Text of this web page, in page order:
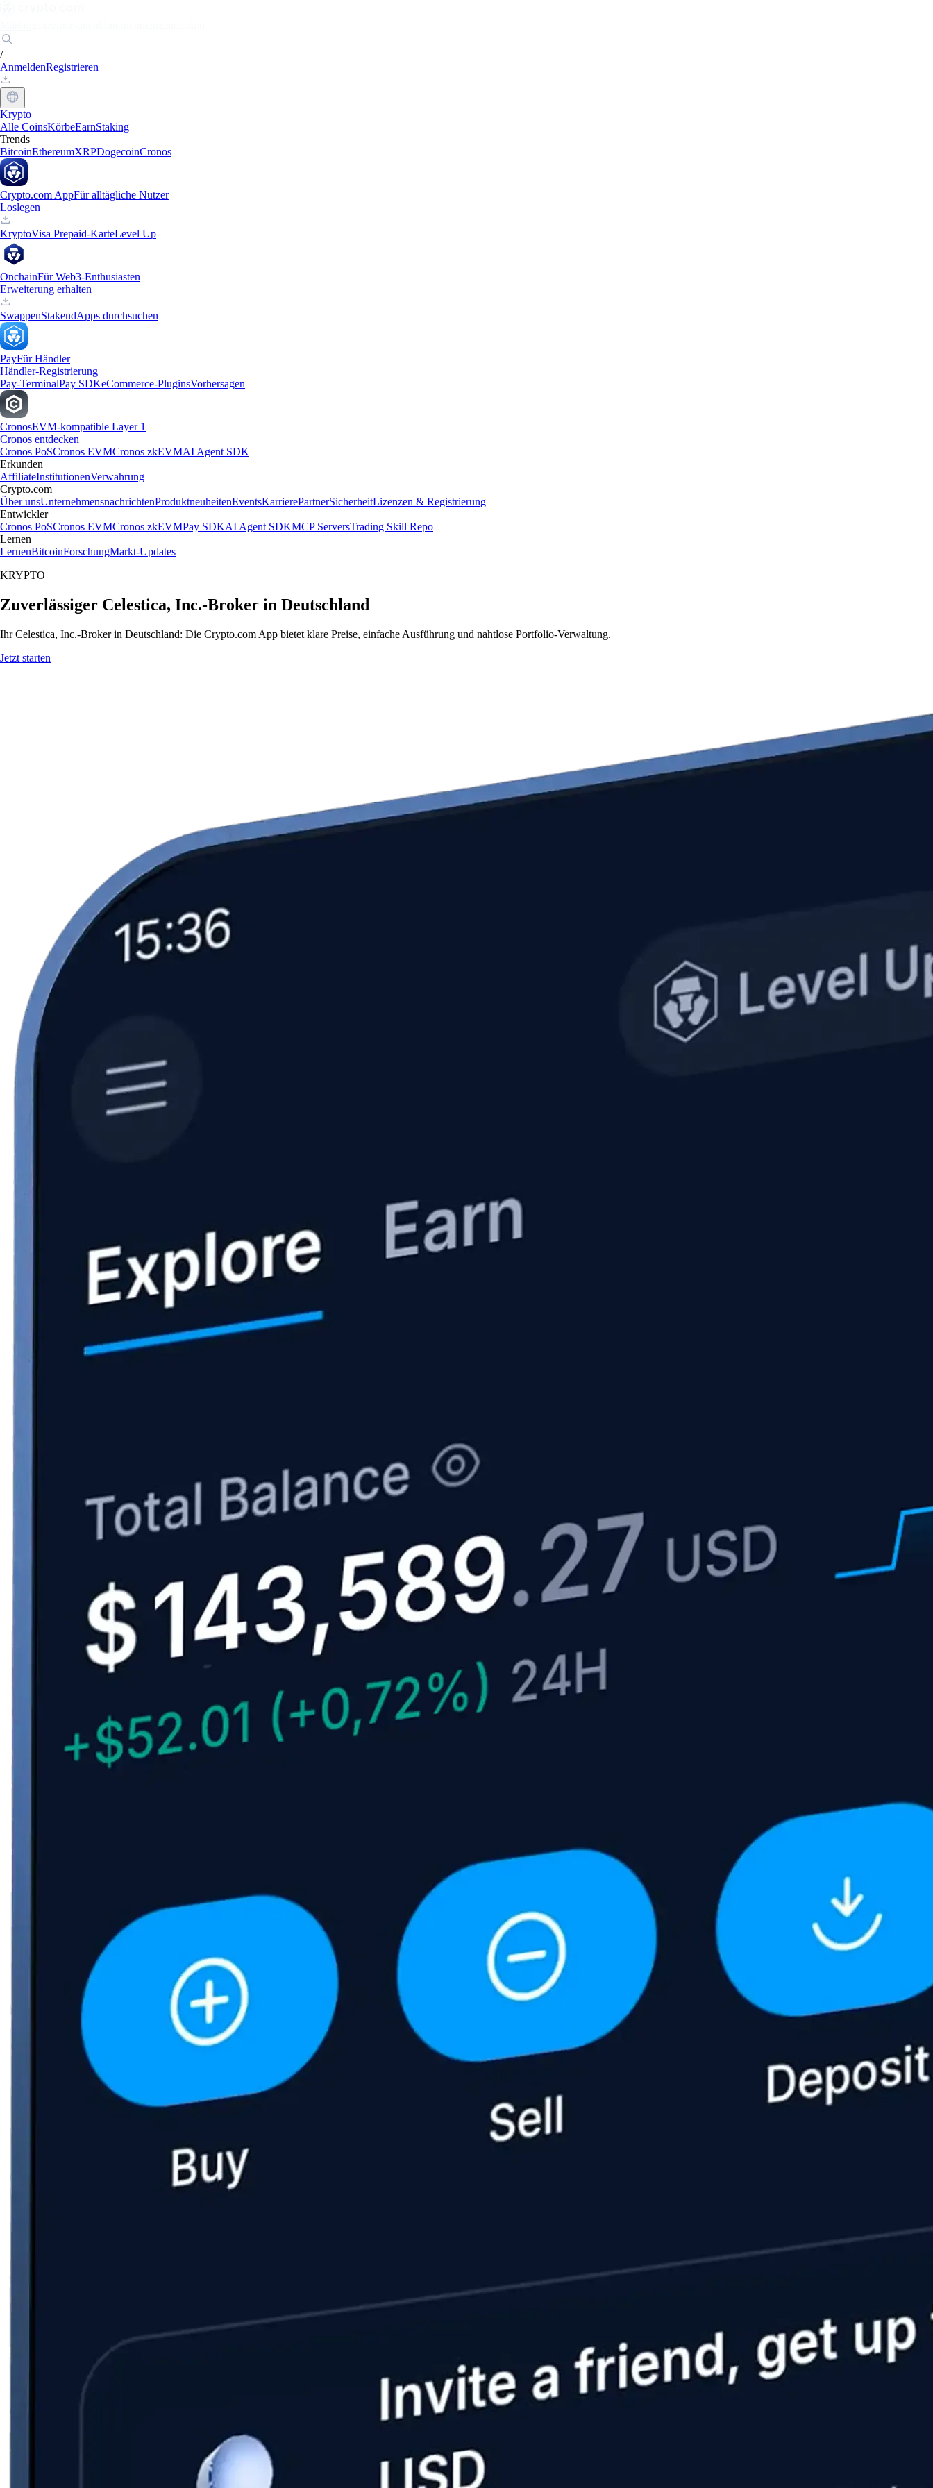
/
AnmeldenRegistrieren
Krypto
Alle CoinsKörbeEarnStaking
Trends
BitcoinEthereumXRPDogecoinCronos
Crypto.com AppFür alltägliche Nutzer
Loslegen
KryptoVisa Prepaid-KarteLevel Up
OnchainFür Web3-Enthusiasten
Erweiterung erhalten
SwappenStakendApps durchsuchen
PayFür Händler
Händler-Registrierung
Pay-TerminalPay SDKeCommerce-PluginsVorhersagen
CronosEVM-kompatible Layer 1
Cronos entdecken
Cronos PoSCronos EVMCronos zkEVMAI Agent SDK
Erkunden
AffiliateInstitutionenVerwahrung
Crypto.com
Über unsUnternehmensnachrichtenProduktneuheitenEventsKarrierePartnerSicherheitLizenzen & Registrierung
Entwickler
Cronos PoSCronos EVMCronos zkEVMPay SDKAI Agent SDKMCP ServersTrading Skill Repo
Lernen
LernenBitcoinForschungMarkt-Updates
KRYPTO
Zuverlässiger Celestica, Inc.-Broker in Deutschland
Ihr Celestica, Inc.-Broker in Deutschland: Die Crypto.com App bietet klare Preise, einfache Ausführung und nahtlose Portfolio-Verwaltung.
Jetzt starten